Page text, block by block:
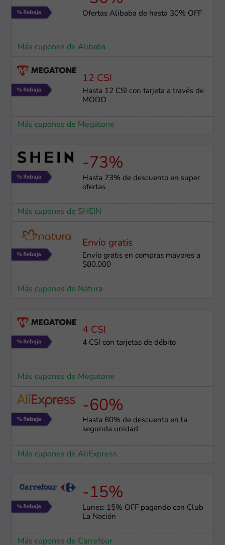
Ofertas Alibaba de hasta 30% OFF
Más cupones de Alibaba
12 CSI
Hasta 12 CSI con tarjeta a través de
MODO
Más cupones de Megatone
-73%
Hasta 73% de descuento en super
ofertas
Más cupones de SHEIN
Envío gratis
Envío gratis en compras mayores a
$80.000
Más cupones de Natura
4 CSI
4 CSI con tarjetas de débito
Más cupones de Megatone
-60%
Hasta 60% de descuento en la
segunda unidad
Más cupones de AliExpress
-15%
Lunes: 15% OFF pagando con Club
La Nación
Más cupones de Carrefour